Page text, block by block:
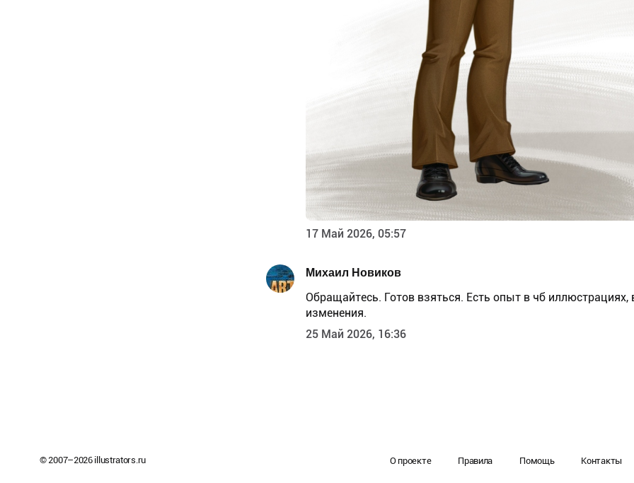
17 Май 2026, 05:57
Михаил Новиков
Обращайтесь. Готов взяться. Есть опыт в чб иллюстрациях,
изменения.
25 Май 2026, 16:36
© 2007–2026illustrators.ru О проекте Правила Помощь Контакты